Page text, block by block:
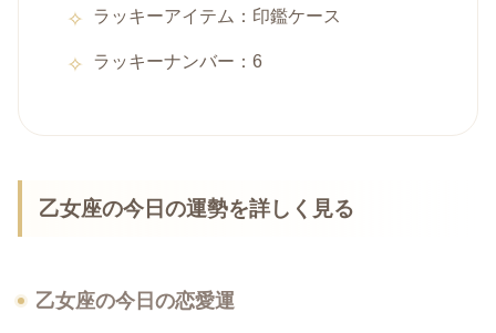
ラッキーアイテム：印鑑ケース
ラッキーナンバー：6
乙女座の今日の運勢を詳しく見る
乙女座の今日の恋愛運